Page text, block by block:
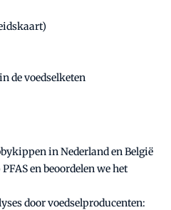
de voedselketen
in Nederland en België
en beoordelen we het
door voedselproducenten: